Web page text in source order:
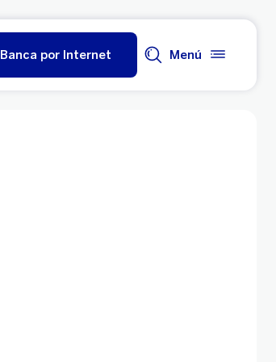
Banca por Internet Menú